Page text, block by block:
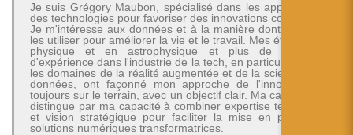
Je suis Grégory Maubon, spécialisé dans les applications
des technologies pour favoriser des innovations concrètes.
Je m'intéresse aux données et à la manière dont on peut
les utiliser pour améliorer la vie et le travail. Mes études en
physique et en astrophysique et plus de 30 ans
d'expérience dans l'industrie de la tech, en particulier dans
les domaines de la réalité augmentée et de la science des
données, ont façonné mon approche de l'innovation -
toujours sur le terrain, avec un objectif clair. Ma carrière se
distingue par ma capacité à combiner expertise technique
et vision stratégique pour faciliter la mise en place de
solutions numériques transformatrices.